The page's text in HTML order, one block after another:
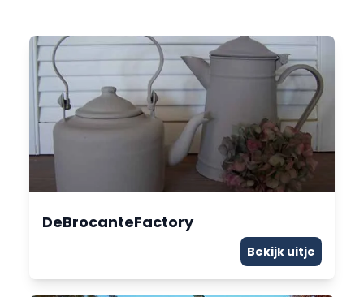
DeBrocanteFactory
Bekijk uitje